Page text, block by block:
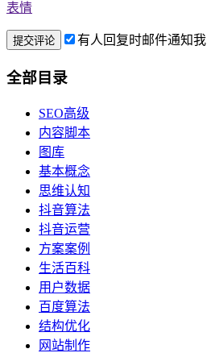
表情
有人回复时邮件通知我
全部目录
SEO高级
内容脚本
图库
基本概念
思维认知
抖音算法
抖音运营
方案案例
生活百科
用户数据
百度算法
结构优化
网站制作